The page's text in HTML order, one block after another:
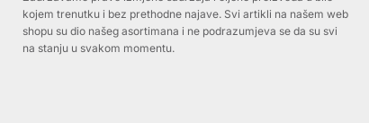
kojem trenutku i bez prethodne najave. Svi artikli na našem web
shopu su dio našeg asortimana i ne podrazumjeva se da su svi
na stanju u svakom momentu.